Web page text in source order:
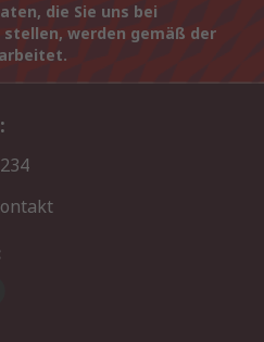
die Sie uns bei
werden gemäß der